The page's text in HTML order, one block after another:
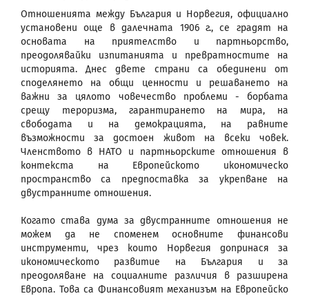
Отношенията между България и Норвегия, официално
установени още в далечната 1906 г., се градят на
основата на приятелство и партньорство,
преодолявайки изпитанията и превратностите на
историята. Днес двете страни са обединени от
споделянето на общи ценности и решаването на
важни за цялото човечество проблеми - борбата
срещу тероризма, гарантирането на мира, на
свободата и на демокрацията, на равните
възможности за достоен живот на всеки човек.
Членството в НАТО и партньорските отношения в
контекста на Европейското икономическо
пространство са предпоставка за укрепване на
двустранните отношения.
Когато става дума за двустранните отношения не
можем да не споменем основните финансови
инструменти, чрез които Норвегия допринася за
икономическото развитие на България и за
преодоляване на социалните различия в разширена
Европа. Това са Финансовият механизъм на Европейско